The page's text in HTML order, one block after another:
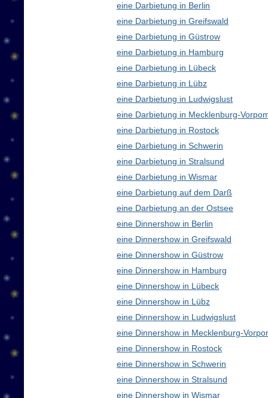
eine Darbietung in Berlin
eine Darbietung in Greifswald
eine Darbietung in Güstrow
eine Darbietung in Hamburg
eine Darbietung in Lübeck
eine Darbietung in Lübz
eine Darbietung in Ludwigslust
eine Darbietung in Mecklenburg-
eine Darbietung in Rostock
eine Darbietung in Schwerin
eine Darbietung in Stralsund
eine Darbietung in Wismar
eine Darbietung auf dem Darß
eine Darbietung an der Ostsee
eine Dinnershow in Berlin
eine Dinnershow in Greifswald
eine Dinnershow in Güstrow
eine Dinnershow in Hamburg
eine Dinnershow in Lübeck
eine Dinnershow in Lübz
eine Dinnershow in Ludwigslust
eine Dinnershow in Mecklenburg-
eine Dinnershow in Rostock
eine Dinnershow in Schwerin
eine Dinnershow in Stralsund
eine Dinnershow in Wismar